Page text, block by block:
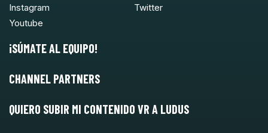
Instagram
Twitter
Youtube
¡SÚMATE AL EQUIPO!
CHANNEL PARTNERS
QUIERO SUBIR MI CONTENIDO VR A LUDUS